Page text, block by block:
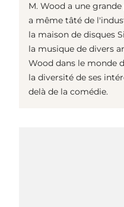
M. Wood a une
a même tâté de
la maison de disques
la musique de divers
Wood dans le monde
la diversité de ses
delà de la comédie.